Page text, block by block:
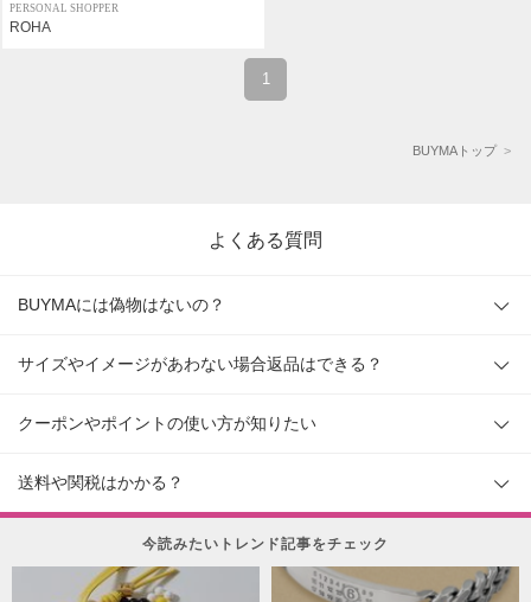
PERSONAL SHOPPER
ROHA
1
BUYMAトップ
よくある質問
BUYMAには偽物はないの？
サイズやイメージがあわない場合返品はできる？
クーポンやポイントの使い方が知りたい
送料や関税はかかる？
今読みたいトレンド記事をチェック